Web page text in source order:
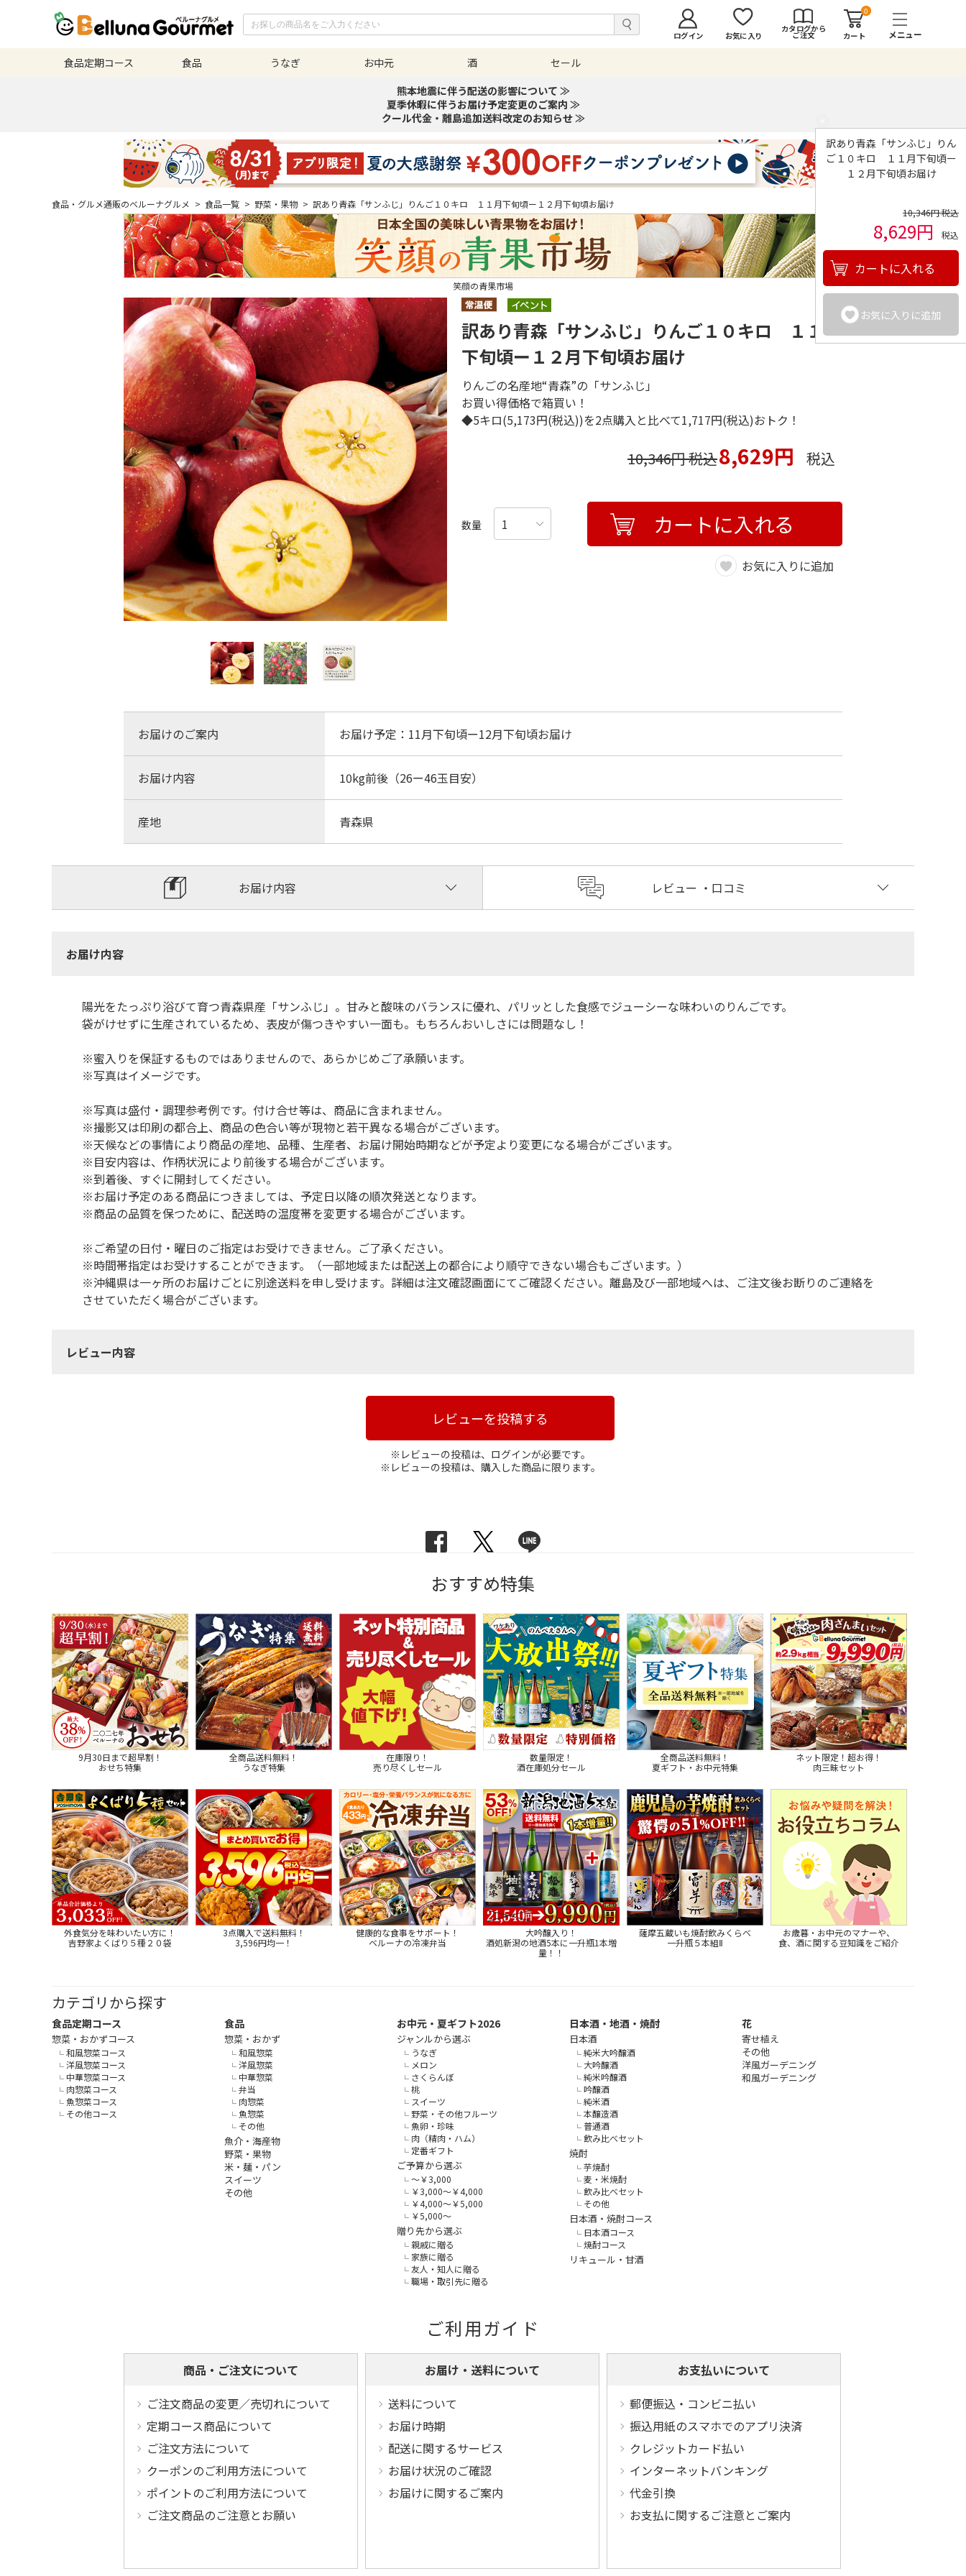
ログイン お気に入り
カタログから
ご注文
0
カート
食品定期コース 食品 うなぎ お中元 酒
セール
熊本地震に伴う配送の影響について ≫
夏季休暇に伴うお届け予定変更のご案内 ≫
クール代金・離島追加送料改定のお知らせ ≫
食品・グルメ通販のベルーナグルメ > 食品一覧 > 野菜・果物 > 訳あり青森「サンふじ」りんご１０キロ １１月下旬頃ー１２月下旬頃お届け
訳あり青森「サンふじ」りん
ご１０キロ １１月下旬頃ー
１２月下旬頃お届け
10,346円 税込
8,629円 税込
カートに入れる
お気に入りに追加
笑顔の青果市場
訳あり青森「サンふじ」りんご１０キロ １１月
下旬頃ー１２月下旬頃お届け
りんごの名産地“青森”の「サンふじ」
お買い得価格で箱買い！
◆5キロ(5,173円(税込))を2点購入と比べて1,717円(税込)おトク！
10,346円 税込8,629円 税込
数量 カートに入れる
お気に入りに追加
お届けのご案内 お届け予定：11月下旬頃ー12月下旬頃お届け
お届け内容 10kg前後（26ー46玉目安）
産地 青森県
お届け内容 レビュー ・口コミ
お届け内容
陽光をたっぷり浴びて育つ青森県産「サンふじ」。甘みと酸味のバランスに優れ、パリッとした食感でジューシーな味わいのりんごです。
袋がけせずに生産されているため、表皮が傷つきやすい一面も。もちろんおいしさには問題なし！
※蜜入りを保証するものではありませんので、あらかじめご了承願います。
※写真はイメージです。
※写真は盛付・調理参考例です。付け合せ等は、商品に含まれません。
※撮影又は印刷の都合上、商品の色合い等が現物と若干異なる場合がございます。
※天候などの事情により商品の産地、品種、生産者、お届け開始時期などが予定より変更になる場合がございます。
※目安内容は、作柄状況により前後する場合がございます。
※到着後、すぐに開封してください。
※お届け予定のある商品につきましては、予定日以降の順次発送となります。
※商品の品質を保つために、配送時の温度帯を変更する場合がございます。
※ご希望の日付・曜日のご指定はお受けできません。ご了承ください。
※時間帯指定はお受けすることができます。（一部地域または配送上の都合により順守できない場合もございます。）
※沖縄県は一ヶ所のお届けごとに別途送料を申し受けます。詳細は注文確認画面にてご確認ください。離島及び一部地域へは、ご注文後お断りのご連絡を
させていただく場合がございます。
レビュー内容
レビューを投稿する
※レビューの投稿は、ログインが必要です。
※レビューの投稿は、購入した商品に限ります。
おすすめ特集
9月30日まで超早割！
おせち特集
全商品送料無料！
うなぎ特集
在庫限り！
売り尽くしセール
数量限定！
酒在庫処分セール
全商品送料無料！
夏ギフト・お中元特集
ネット限定！超お得！
肉三昧セット
外食気分を味わいたい方に！
吉野家よくばり５種２０袋
3点購入で送料無料！
3,596円均一！
健康的な食事をサポート！
ベルーナの冷凍弁当
大吟醸入り！
酒処新潟の地酒5本に一升瓶1本増
量！！
薩摩五蔵いも焼酎飲みくらべ
一升瓶５本組Ⅱ
お歳暮・お中元のマナーや、
食、酒に関する豆知識をご紹介
カテゴリから探す
食品定期コース
惣菜・おかずコース
和風惣菜コース
洋風惣菜コース
中華惣菜コース
肉惣菜コース
魚惣菜コース
その他コース
食品
惣菜・おかず
和風惣菜
洋風惣菜
中華惣菜
弁当
肉惣菜
魚惣菜
その他
魚介・海産物
野菜・果物
米・麺・パン
スイーツ
その他
お中元・夏ギフト2026
ジャンルから選ぶ
うなぎ
メロン
さくらんぼ
桃
スイーツ
野菜・その他フルーツ
魚卵・珍味
肉（精肉・ハム）
定番ギフト
ご予算から選ぶ
～￥3,000
￥3,000～￥4,000
￥4,000～￥5,000
￥5,000～
贈り先から選ぶ
親戚に贈る
家族に贈る
友人・知人に贈る
職場・取引先に贈る
日本酒・地酒・焼酎
日本酒
純米大吟醸酒
大吟醸酒
純米吟醸酒
吟醸酒
純米酒
本醸造酒
普通酒
飲み比べセット
焼酎
芋焼酎
麦・米焼酎
飲み比べセット
その他
日本酒・焼酎コース
日本酒コース
焼酎コース
リキュール・甘酒
花
寄せ植え
その他
洋風ガーデニング
和風ガーデニング
ご利用ガイド
商品・ご注文について
ご注文商品の変更／売切れについて
定期コース商品について
ご注文方法について
クーポンのご利用方法について
ポイントのご利用方法について
ご注文商品のご注意とお願い
お届け・送料について
送料について
お届け時期
配送に関するサービス
お届け状況のご確認
お届けに関するご案内
お支払いについて
郵便振込・コンビニ払い
振込用紙のスマホでのアプリ決済
クレジットカード払い
インターネットバンキング
代金引換
お支払に関するご注意とご案内